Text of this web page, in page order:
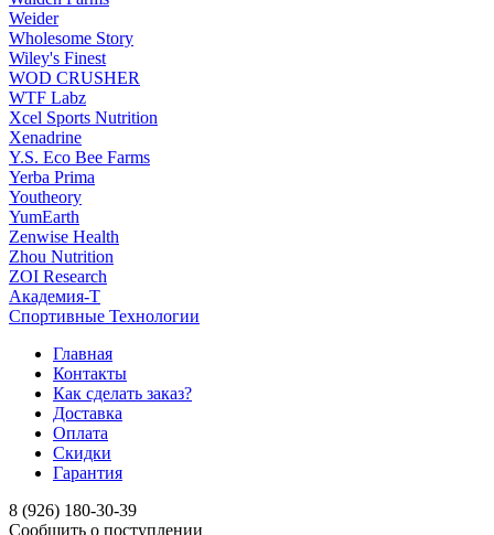
Weider
Wholesome Story
Wiley's Finest
WOD CRUSHER
WTF Labz
Xcel Sports Nutrition
Xenadrine
Y.S. Eco Bee Farms
Yerba Prima
Youtheory
YumEarth
Zenwise Health
Zhou Nutrition
ZOI Research
Академия-Т
Спортивные Технологии
Главная
Контакты
Как сделать заказ?
Доставка
Оплата
Скидки
Гарантия
8 (926) 180-30-39
Сообщить о поступлении